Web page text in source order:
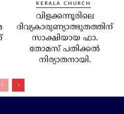
KERALA CHURCH
വിളക്കന്നൂരിലെ
ദിവ്യകാരുണ്യാത്ഭുതത്തിന്
സാക്ഷിയായ ഫാ.
തോമസ് പതിക്കല്‍
നിര്യാതനായി.